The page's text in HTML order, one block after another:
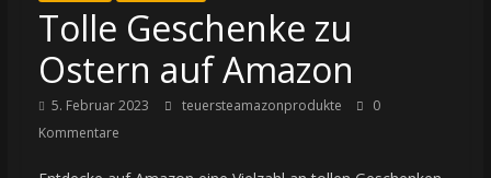
Tolle Geschenke zu
Ostern auf Amazon
5. Februar 2023 teuersteamazonprodukte
0
Kommentare